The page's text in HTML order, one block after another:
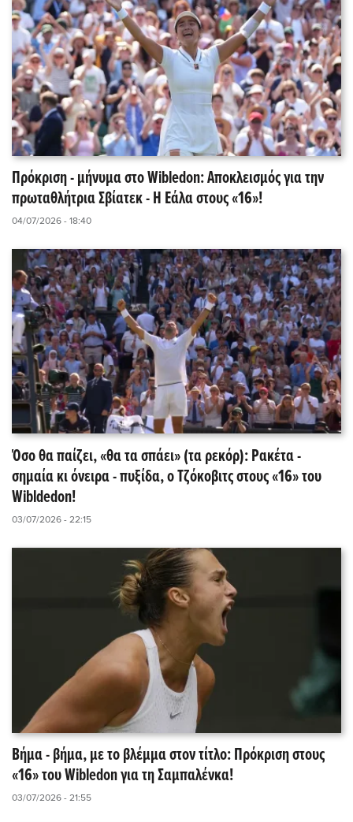
Πρόκριση - μήνυμα στο Wibledon: Αποκλεισμός για την
πρωταθλήτρια Σβίατεκ - Η Εάλα στους «16»!
04/07/2026 - 18:40
Όσο θα παίζει, «θα τα σπάει» (τα ρεκόρ): Ρακέτα -
σημαία κι όνειρα - πυξίδα, ο Τζόκοβιτς στους «16» του
Wibldedon!
03/07/2026 - 22:15
Βήμα - βήμα, με το βλέμμα στον τίτλο: Πρόκριση στους
«16» του Wibledon για τη Σαμπαλένκα!
03/07/2026 - 21:55